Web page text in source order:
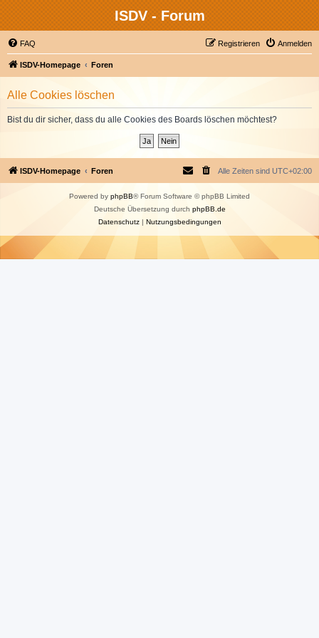
ISDV - Forum
FAQ Anmelden
Registrieren
ISDV-Homepage Foren
Alle Cookies löschen
Bist du dir sicher, dass du alle Cookies des Boards löschen möchtest?
ISDV-Homepage Foren Alle Zeiten sind UTC+02:00
Powered by phpBB® Forum Software © phpBB Limited
Deutsche Übersetzung durch phpBB.de
Datenschutz| Nutzungsbedingungen